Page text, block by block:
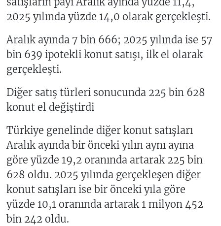
2025 yılında yüzde 14,0 olarak gerçekleşti.
Aralık ayında 7 bin 666; 2025 yılında ise 57
bin 639 ipotekli konut satışı, ilk el olarak
gerçekleşti.
Diğer satış türleri sonucunda 225 bin 628
konut el değiştirdi
Türkiye genelinde diğer konut satışları
Aralık ayında bir önceki yılın aynı ayına
göre yüzde 19,2 oranında artarak 225 bin
628 oldu. 2025 yılında gerçekleşen diğer
konut satışları ise bir önceki yıla göre
yüzde 10,1 oranında artarak 1 milyon 452
bin 242 oldu.